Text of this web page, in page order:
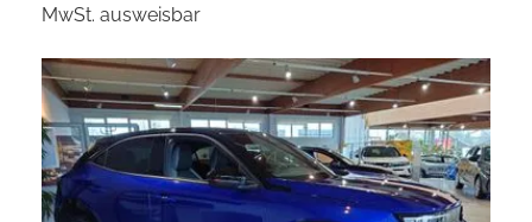
MwSt. ausweisbar